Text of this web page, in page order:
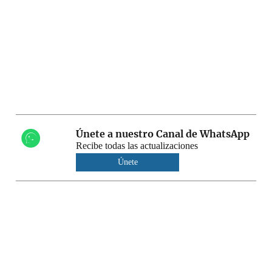
Únete a nuestro Canal de WhatsApp
Recibe todas las actualizaciones
Únete